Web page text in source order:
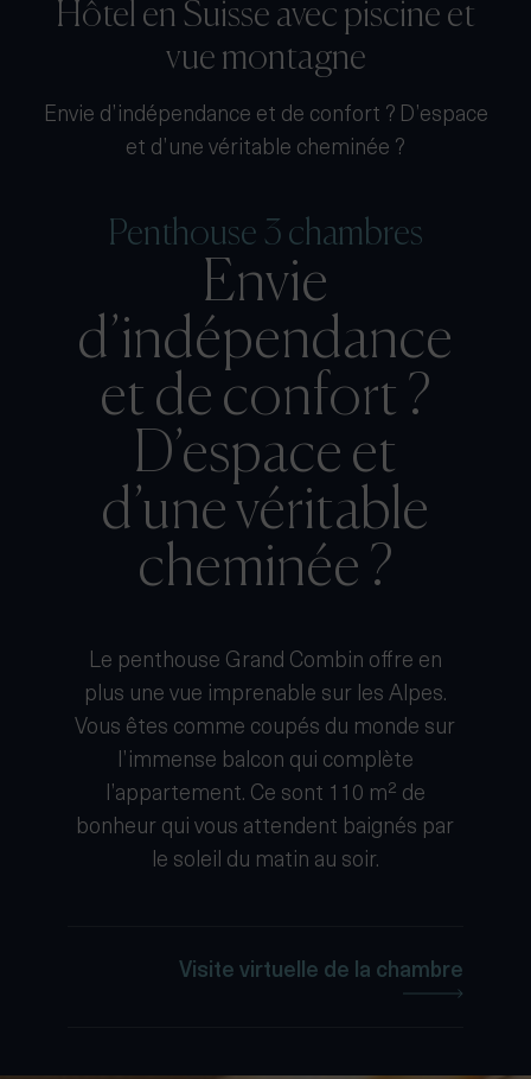
Hôtel en Suisse avec piscine et
vue montagne
Envie d’indépendance et de confort ? D’espace
et d’une véritable cheminée ?
Penthouse 3 chambres
Envie
d’indépendance
et de confort ?
D’espace et
d’une véritable
cheminée ?
Le penthouse Grand Combin offre en
plus une vue imprenable sur les Alpes.
Vous êtes comme coupés du monde sur
l’immense balcon qui complète
l’appartement. Ce sont 110 m² de
bonheur qui vous attendent baignés par
le soleil du matin au soir.
Visite virtuelle de la chambre